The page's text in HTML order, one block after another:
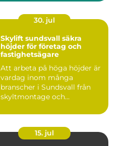
30. jul
Skylift sundsvall säkra
höjder för företag och
fastighetsägare
Att arbeta på höga höjder är
vardag inom många
branscher i Sundsvall från
skyltmontage och
15. jul